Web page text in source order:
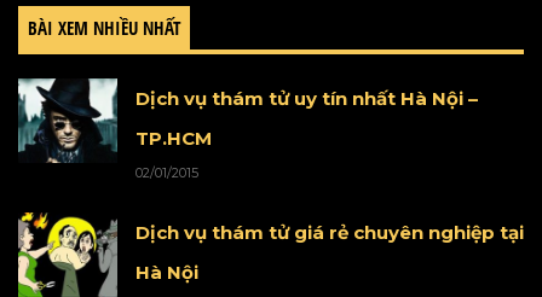
BÀI XEM NHIỀU NHẤT
Dịch vụ thám tử uy tín nhất Hà Nội –
TP.HCM
02/01/2015
Dịch vụ thám tử giá rẻ chuyên nghiệp tại
Hà Nội